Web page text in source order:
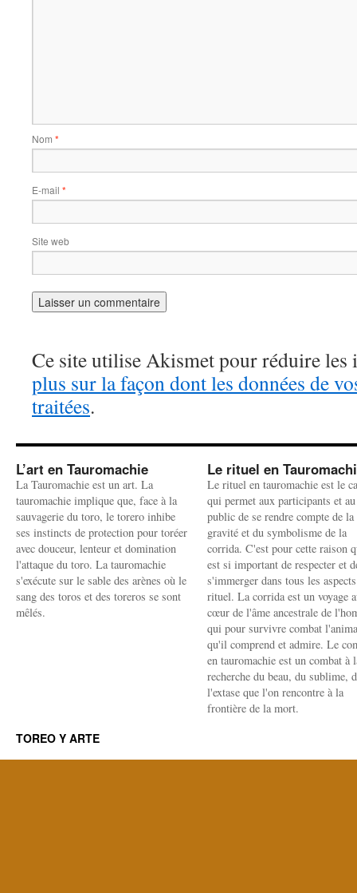
Nom *
E-mail *
Site web
Ce site utilise Akismet pour réduire les
plus sur la façon dont les données de
traitées.
L’art en Tauromachie
La Tauromachie est un art. La
tauromachie implique que, face à la
sauvagerie du toro, le torero inhibe
ses instincts de protection pour toréer
avec douceur, lenteur et domination
l'attaque du toro. La tauromachie
s'exécute sur le sable des arènes où le
sang des toros et des toreros se sont
mêlés.
Le rituel en
Le rituel en tauromachie est le
qui permet aux participants et au
public de se rendre compte de la
gravité et du symbolisme de la
corrida. C'est pour cette raison
est si important de respecter et
s'immerger dans tous les
rituel. La corrida est un voyage
cœur de l'âme ancestrale de
qui pour survivre combat
qu'il comprend et admire. Le
en tauromachie est un combat à
recherche du beau, du sublime,
l'extase que l'on rencontre à la
frontière de la mort.
TOREO Y ARTE